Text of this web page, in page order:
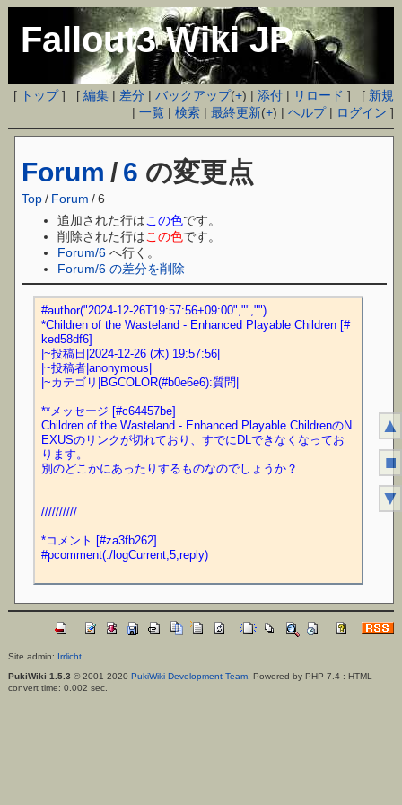
Fallout3 Wiki JP
[ トップ] [編集 | 差分 |バックアップ(+) |添付 | リロード ] [ 新規
|一覧 |検索 |最終更新(+) |ヘルプ| ログイン ]
Forum / 6 の変更点
Top / Forum /6
追加された行はこの色です。
削除された行はこの色です。
Forum/6 へ行く。
Forum/6 の差分を削除
#author("2024-12-26T19:57:56+09:00","","")
*Children of the Wasteland - Enhanced Playable Children [#
ked58df6]
|~投稿日|2024-12-26 (木) 19:57:56|
|~投稿者|anonymous|
|~カテゴリ|BGCOLOR(#b0e6e6):質問|
**メッセージ [#c64457be]
Children of the Wasteland - Enhanced Playable ChildrenのN
EXUSのリンクが切れており、すでにDLできなくなってお
ります。
別のどこかにあったりするものなのでしょうか？
//////////
*コメント [#za3fb262]
#pcomment(./logCurrent,5,reply)
Site admin: Irrlicht
PukiWiki 1.5.3 © 2001-2020 PukiWiki Development Team. Powered by PHP 7.4 : HTML
convert time: 0.002 sec.
▲
■
▼